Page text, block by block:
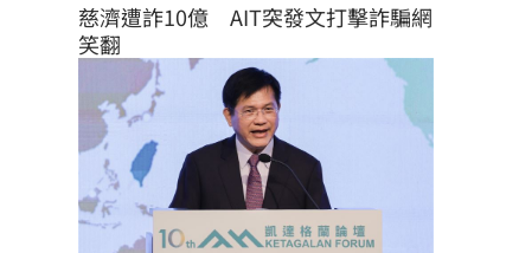
慈濟遭詐10億　AIT突發文打擊詐騙網
笑翻